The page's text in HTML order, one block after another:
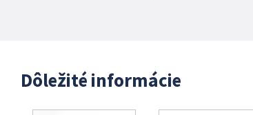
Dôležité informácie